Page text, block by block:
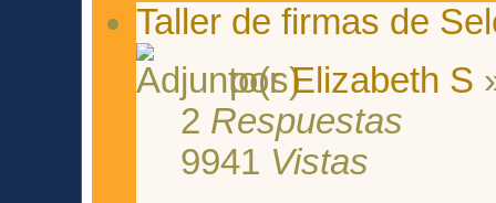
Taller de firmas de
porElizabeth S
2 Respuestas
9941 Vistas